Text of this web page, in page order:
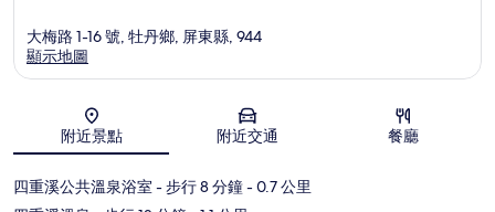
地圖
大梅路 1-16 號, 牡丹鄉, 屏東縣, 944
顯示地圖
附近景點 附近交通 餐廳
四重溪公共溫泉浴室 - 步行 8 分鐘- 0.7 公里